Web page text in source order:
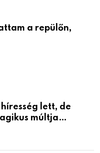
a repülőn,
lett, de
múltja